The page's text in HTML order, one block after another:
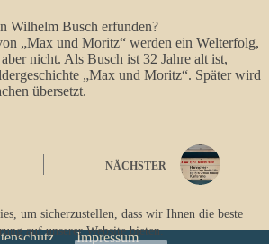
um sicherzustellen, dass wir Ihnen die beste
auf unserer Website bieten.
Wilhelm Busch erfunden?
„Max und Moritz“ werden ein Welterfolg,
nicht. Als Busch ist 32 Jahre alt ist,
„Max und Moritz“. Später wird
übersetzt.
NÄCHSTER
Impressum